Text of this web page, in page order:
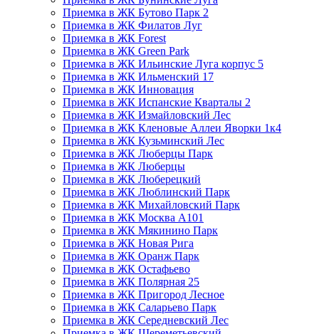
Приемка в ЖК Бутово Парк 2
Приемка в ЖК Филатов Луг
Приемка в ЖК Forest
Приемка в ЖК Green Park
Приемка в ЖК Ильинские Луга корпус 5
Приемка в ЖК Ильменский 17
Приемка в ЖК Инновация
Приемка в ЖК Испанские Кварталы 2
Приемка в ЖК Измайловский Лес
Приемка в ЖК Кленовые Аллеи Яворки 1к4
Приемка в ЖК Кузьминский Лес
Приемка в ЖК Люберцы Парк
Приемка в ЖК Люберцы
Приемка в ЖК Люберецкий
Приемка в ЖК Люблинский Парк
Приемка в ЖК Михайловский Парк
Приемка в ЖК Москва А101
Приемка в ЖК Мякинино Парк
Приемка в ЖК Новая Рига
Приемка в ЖК Оранж Парк
Приемка в ЖК Остафьево
Приемка в ЖК Полярная 25
Приемка в ЖК Пригород Лесное
Приемка в ЖК Саларьево Парк
Приемка в ЖК Середневский Лес